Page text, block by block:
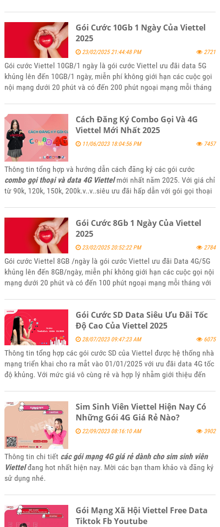
Gói Cước 10Gb 1 Ngày Của Viettel
2025
23/02/2025 21:44:48 PM 2721
Gói cước Viettel 10GB/1 ngày là gói cước Viettel ưu đãi data 5G
khủng lên đến 10GB/1 ngày, miễn phí không giới hạn các cuộc gọi
nội mạng dưới 20 phút và có đến 200 phút ngoại mạng mỗi tháng
5gsimviettel.com.
Cách Đăng Ký Combo Gọi Và 4G
Viettel Mới Nhất 2025
11/06/2023 18:04:56 PM 7457
Thông tin tổng hợp và hướng dẫn cách đăng ký các gói cước
combo gọi thoại và data 4G Viettelmới nhất năm 2025. Với giá chỉ
từ 90k, 120k, 150k, 200k.v..v..siêu ưu đãi hấp dẫn với gói gọi thoại
Gói Cước 8Gb 1 Ngày Của Viettel
2025
23/02/2025 20:52:22 PM 2784
Gói cước Viettel 8GB /ngày là gói cước Viettel ưu đãi Data 4G/5G
khủng lên đến 8GB/ngày, miễn phí không giới hạn các cuộc gọi nội
mạng dưới 20 phút và có đến 100 phút ngoại mạng mỗi tháng với
5gsimviettel.com.
Gói Cước SD Data Siêu Ưu Đãi Tốc
Độ Cao Của Viettel 2025
28/07/2023 09:47:23 AM 6075
Thông tin tổng hợp các gói cước SD của Viettel được hệ thống nhà
mạng triển khai cho ra mắt vào 01/01/2025 với ưu đãi data 4G tốc
độ khủng. Với mức giá vô cùng rẻ và hợp lý nhằm giới thiệu đến
Sim Sinh Viên Viettel Hiện Nay Có
Những Gói 4G Giá Rẻ Nào?
22/09/2023 08:16:10 AM 3902
Thông tin chi tiết các gói mạng 4G giá rẻ dành cho sim sinh viên
Viettelđang hot nhất hiện nay. Mời các bạn tham khảo và đăng ký
sử dụng nhé.
Gói Mạng Xã Hội Viettel Free Data
Tiktok Fb Youtube